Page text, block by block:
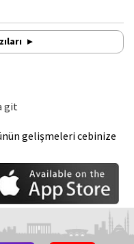
git
gelişmeleri cebinize